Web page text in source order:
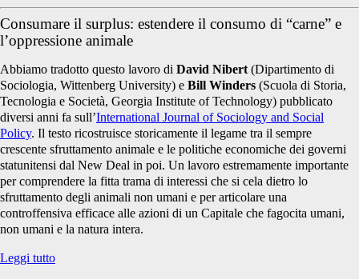
Consumare il surplus: estendere il consumo di “carne” e
l’oppressione animale
Abbiamo tradotto questo lavoro di David Nibert (Dipartimento di
Sociologia, Wittenberg University) e Bill Winders (Scuola di Storia,
Tecnologia e Società, Georgia Institute of Technology) pubblicato
diversi anni fa sull’International Journal of Sociology and Social
Policy. Il testo ricostruisce storicamente il legame tra il sempre
crescente sfruttamento animale e le politiche economiche dei governi
statunitensi dal New Deal in poi. Un lavoro estremamente importante
per comprendere la fitta trama di interessi che si cela dietro lo
sfruttamento degli animali non umani e per articolare una
controffensiva efficace alle azioni di un Capitale che fagocita umani,
non umani e la natura intera.
Leggi tuttoConsumare